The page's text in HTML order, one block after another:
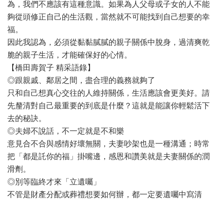
為，我們不應該有這種意識。如果為人父母或子女的人不能
夠從頭修正自己的生活觀，當然就不可能找到自己想要的幸
福。
因此我認為，必須從黏黏膩膩的親子關係中脫身，過清爽乾
脆的親子生活，才能確保好的心情。
【橋田壽賀子 精采語錄】
◎跟親戚、鄰居之間，盡合理的義務就夠了
只和自己想真心交往的人維持關係，生活應該會更美好。請
先釐清對自己最重要的到底是什麼？這就是能讓你輕鬆活下
去的秘訣。
◎夫婦不說話，不一定就是不和樂
意見合不合與感情好壞無關，夫妻吵架也是一種溝通；時常
把「都是託你的福」掛嘴邊，感恩和讚美就是夫妻關係的潤
滑劑。
◎別等臨終才來「立遺囑」
不管是財產分配或葬禮想要如何辦，都一定要遺囑中寫清